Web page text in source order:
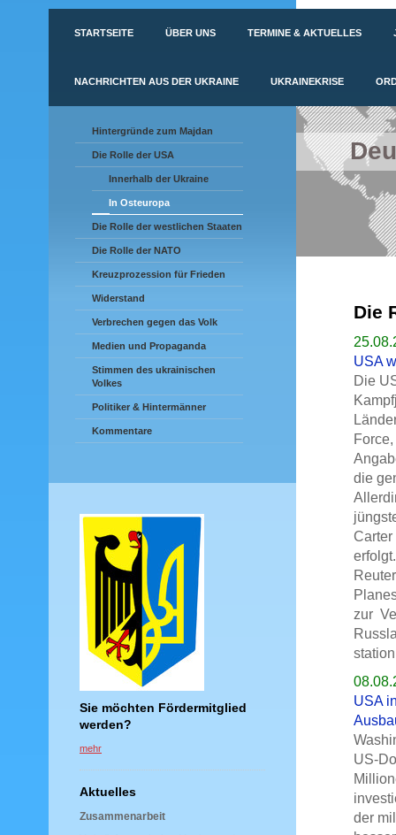
STARTSEITE ÜBER UNS TERMINE & AKTUELLES
NACHRICHTEN AUS DER UKRAINE UKRAINEKRISE
Hintergründe zum Majdan
Die Rolle der USA
Innerhalb der Ukraine
In Osteuropa
Die Rolle der westlichen Staaten
Die Rolle der NATO
Kreuzprozession für Frieden
Widerstand
Verbrechen gegen das Volk
Medien und Propaganda
Stimmen des ukrainischen
Volkes
Politiker & Hintermänner
Kommentare
Sie möchten Fördermitglied
werden?
mehr
Aktuelles
Zusammenarbeit
Die
USA
Die
die
erfolgt.
zur
USA
US-
der